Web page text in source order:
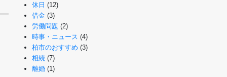
休日 (12)
借金(3)
労働問題 (2)
時事・ニュース (4)
柏市のおすすめ (3)
相続(7)
離婚(1)